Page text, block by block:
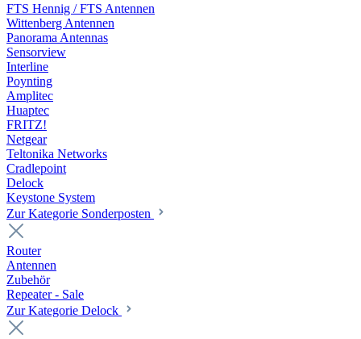
FTS Hennig / FTS Antennen
Wittenberg Antennen
Panorama Antennas
Sensorview
Interline
Poynting
Amplitec
Huaptec
FRITZ!
Netgear
Teltonika Networks
Cradlepoint
Delock
Keystone System
Zur Kategorie Sonderposten
Router
Antennen
Zubehör
Repeater - Sale
Zur Kategorie Delock